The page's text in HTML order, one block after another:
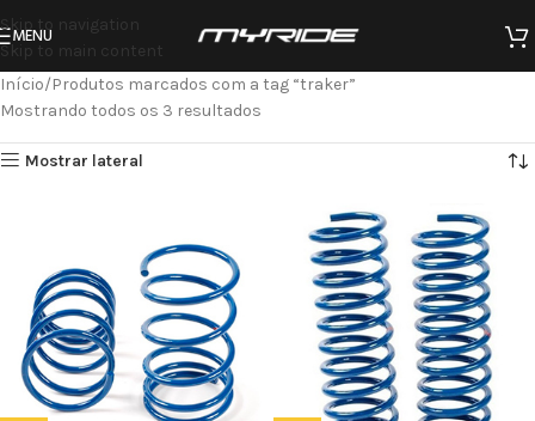
Skip to navigation
Skip to main content
MENU
Início Produtos marcados com a tag “traker”
Mostrando todos os 3 resultados
Mostrar lateral